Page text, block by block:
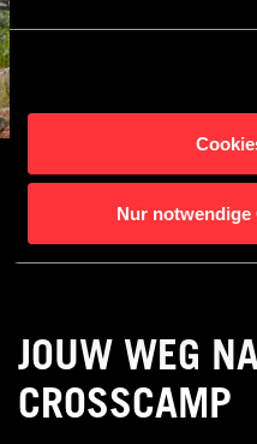
Nur notwendige
JOUW WEG
CROSSCAMP